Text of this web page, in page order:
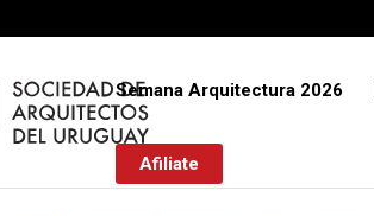
Semana Arquitectura 2026
Afiliate